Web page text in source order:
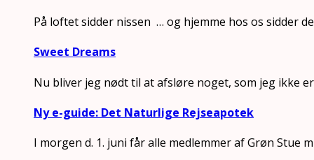
På loftet sidder nissen … og hjemme hos os sidder
Sweet Dreams
Nu bliver jeg nødt til at afsløre noget, som jeg ikke
Ny e-guide: Det Naturlige Rejseapotek
I morgen d. 1. juni får alle medlemmer af Grøn Stue